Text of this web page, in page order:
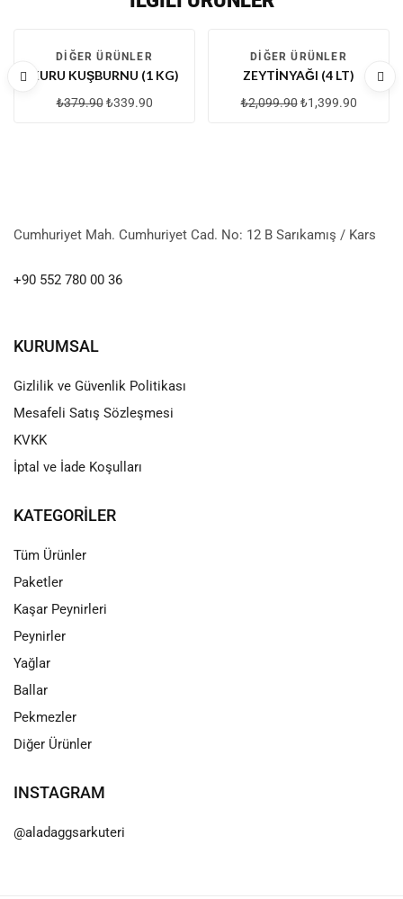
-11 %
DIĞER ÜRÜNLER
KURU KUŞBURNU (1 KG)
₺379.90 ₺339.90
-33 %
DIĞER ÜRÜNLER
ZEYTINYAĞI (4 LT)
₺2,099.90 ₺1,399.90
Cumhuriyet Mah. Cumhuriyet Cad. No: 12 B Sarıkamış / Kars
+90 552 780 00 36
KURUMSAL
Gizlilik ve Güvenlik Politikası
Mesafeli Satış Sözleşmesi
KVKK
İptal ve İade Koşulları
KATEGORILER
Tüm Ürünler
Paketler
Kaşar Peynirleri
Peynirler
Yağlar
Ballar
Pekmezler
Diğer Ürünler
INSTAGRAM
@aladaggsarkuteri